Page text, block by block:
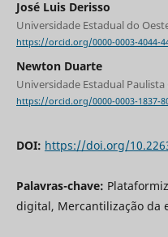
José Luis Derisso
Universidade Estadual do
https://orcid.org/0000-0003-4044-
Newton Duarte
Universidade Estadual
https://orcid.org/0000-0003-1837-
DOI: https://doi.org/
Palavras-chave:
digital, Mercantilização da